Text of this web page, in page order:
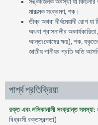
সঙ্কটজনক অবস্থা যা কিডনীর
মারাত্মক সংক্রমণ, শক।
তীব্র অথবা দীর্ঘমেয়াদী রোগ
অথবা শ্বাসনালীর
আন্তঃকোষের ক্ষয়), শক, যকৃতের
জাতীয় পানীয়র প্রতি অতি
পার্শ্ব প্রতিক্রিয়া
রক্ত এবং লসিকানালী সংক্রান্ত সমস্যা:
বিধ্বংসী রক্তস্বল্পতা)